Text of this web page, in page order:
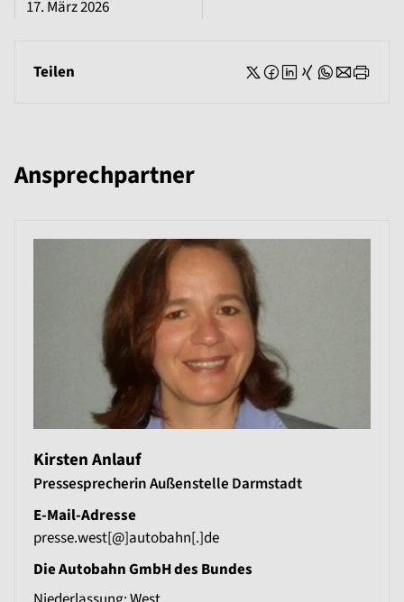
17. März 2026
Teilen
Ansprechpartner
Kirsten Anlauf
Pressesprecherin Außenstelle Darmstadt
E-Mail-Adresse
presse.west[@]autobahn[.]de
Die Autobahn GmbH des Bundes